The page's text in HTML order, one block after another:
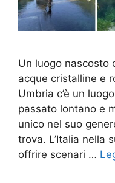
Un luogo nascosto
acque cristalline e
Umbria c’è un
passato lontano e
unico nel suo
trova. L’Italia nella
offrire scenari …